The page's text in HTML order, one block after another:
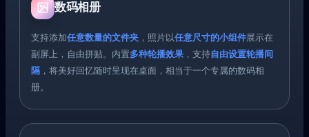
数码相册
支持添加任意数量的文件夹 ，照片以任意尺寸的小组件展示在
副屏上，自由拼贴。内置多种轮播效果 ，支持自由设置轮播间
隔 ，将美好回忆随时呈现在桌面，相当于一个专属的数码相
册。